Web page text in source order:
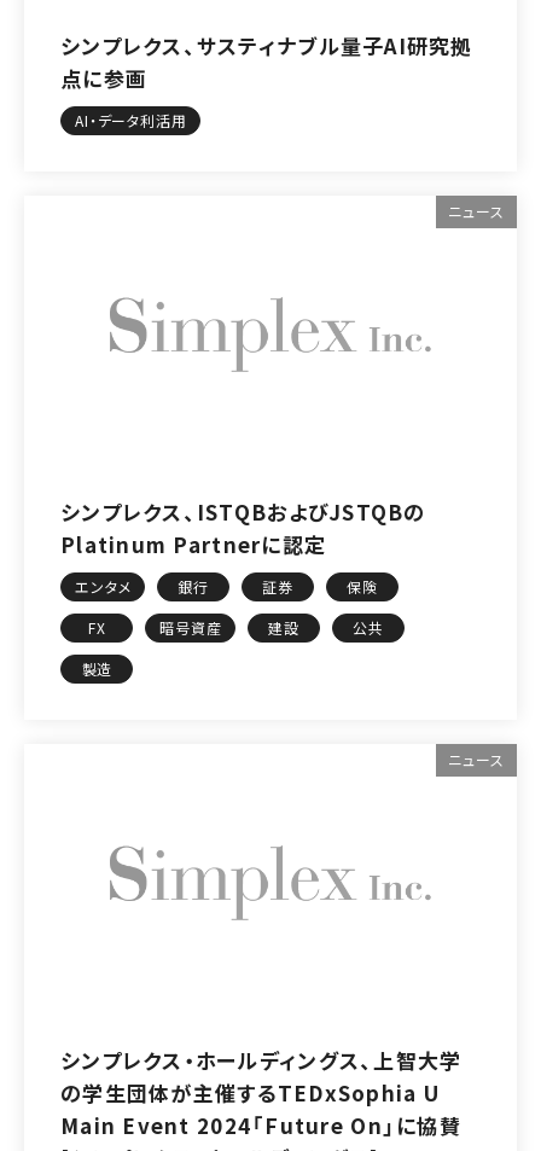
シンプレクス、サスティナブル量子AI研究拠
点に参画
AI・データ利活用
ニュース
シンプレクス、ISTQBおよびJSTQBの
Platinum Partnerに認定
エンタメ 銀行 証券
保険
FX
暗号資産 建設
公共
製造
ニュース
シンプレクス・ホールディングス、上智大学
の学生団体が主催するTEDxSophia U
Main Event 2024「Future On」に協賛